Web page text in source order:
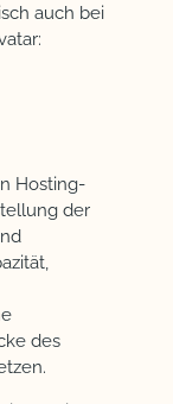
auch bei
Hosting-
der
des